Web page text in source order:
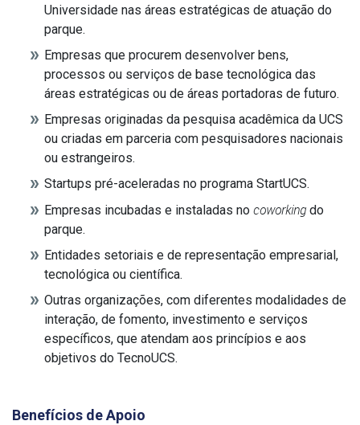
Universidade nas áreas estratégicas de atuação do
parque.
Empresas que procurem desenvolver bens,
processos ou serviços de base tecnológica das
áreas estratégicas ou de áreas portadoras de futuro.
Empresas originadas da pesquisa acadêmica da UCS
ou criadas em parceria com pesquisadores nacionais
ou estrangeiros.
Startups pré-aceleradas no programa StartUCS.
Empresas incubadas e instaladas no coworkingdo
parque.
Entidades setoriais e de representação empresarial,
tecnológica ou científica.
Outras organizações, com diferentes modalidades de
interação, de fomento, investimento e serviços
específicos, que atendam aos princípios e aos
objetivos do TecnoUCS.
Benefícios de Apoio